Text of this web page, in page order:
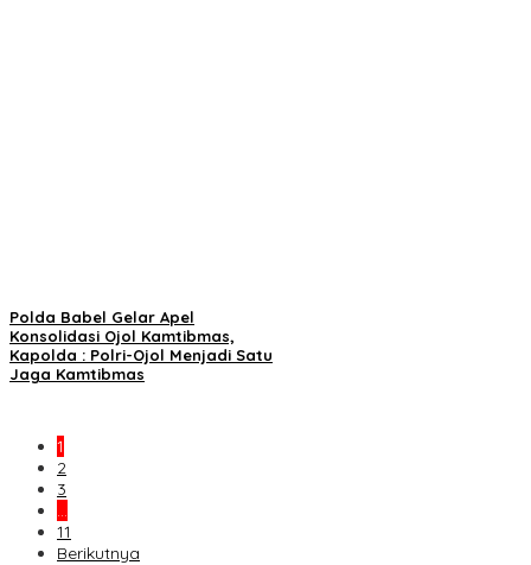
Polda Babel Gelar Apel
Konsolidasi Ojol Kamtibmas,
Kapolda : Polri-Ojol Menjadi Satu
Jaga Kamtibmas
1
2
3
…
11
Berikutnya